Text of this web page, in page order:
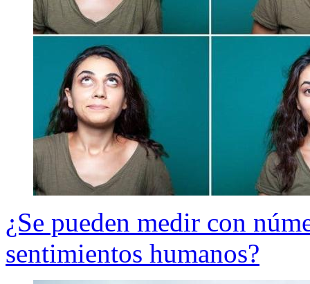
¿Se pueden medir con
sentimientos humanos?